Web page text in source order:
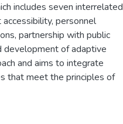
includes seven interrelated
personnel
partnership with public
development of adaptive
and aims to integrate
that meet the principles of